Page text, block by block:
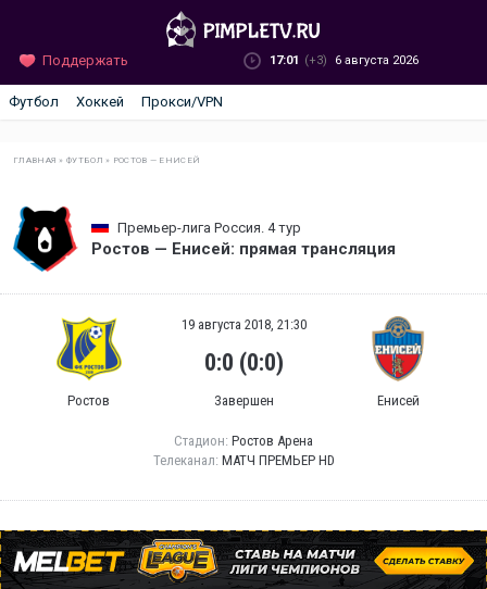
Поддержать 17:01 (+3) 6 августа 2026
Футбол Хоккей Прокси/VPN
ГЛАВНАЯ »ФУТБОЛ » РОСТОВ — ЕНИСЕЙ
Премьер-лига Россия. 4 тур
Ростов — Енисей: прямая трансляция
Ростов
19 августа 2018, 21:30
0:0 (0:0)
Завершен Енисей
Стадион: Ростов Арена
Телеканал: МАТЧ ПРЕМЬЕР HD